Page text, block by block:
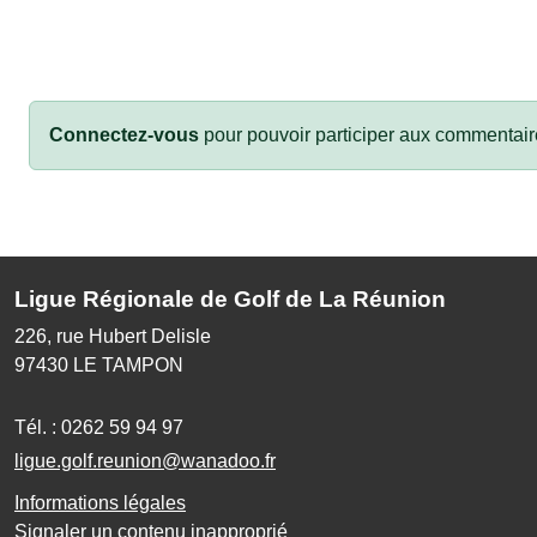
Connectez-vous pour pouvoir participer aux
Ligue Régionale de Golf de La Réunion
226, rue Hubert Delisle
97430 LE TAMPON
Tél. : 0262 59 94 97
ligue.golf.reunion@wanadoo.fr
Informations légales
Signaler un contenu inapproprié